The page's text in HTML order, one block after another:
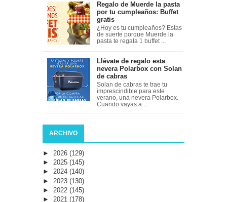
Regalo de Muerde la pasta
por tu cumpleaños: Buffet
gratis
¿Hoy es tu cumpleaños? Estas
de suerte porque Muerde la
pasta te regala 1 buffet ...
Llévate de regalo esta
nevera Polarbox con Solan
de cabras
Solan de cabras te trae tu
imprescindible para este
verano, una nevera Polarbox.
Cuando vayas a ...
ARCHIVO
► 2026 (129)
► 2025 (145)
► 2024 (140)
► 2023 (130)
► 2022 (145)
► 2021 (178)